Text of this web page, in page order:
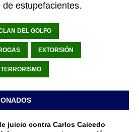
estupefacientes.
DEL GOLFO
EXTORSIÓN
TERRORISMO
juicio contra Carlos Caicedo